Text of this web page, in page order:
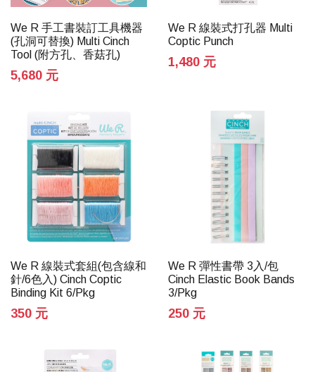
We R 手工書裝訂工具機器
(孔洞可替換) Multi Cinch
Tool (附方孔、香菇孔)
5,680 元
We R 線裝式打孔器 Multi
Coptic Punch
1,480 元
We R 線裝式套組(包含線和
針/6色入) Cinch Coptic
Binding Kit 6/Pkg
350 元
We R 彈性書帶 3入/包
Cinch Elastic Book Bands
3/Pkg
250 元